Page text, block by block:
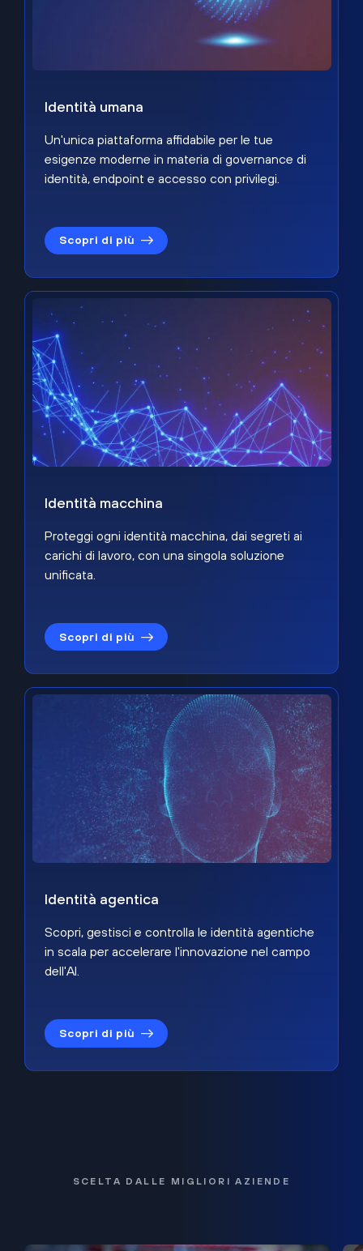
Identità umana
Un'unica piattaforma affidabile per le tue
esigenze moderne in materia di governance di
identità, endpoint e accesso con privilegi.
Scopri di più
Identità macchina
Proteggi ogni identità macchina, dai segreti ai
carichi di lavoro, con una singola soluzione
unificata.
Scopri di più
Identità agentica
Scopri, gestisci e controlla le identità agentiche
in scala per accelerare l'innovazione nel campo
dell'AI.
Scopri di più
SCELTA DALLE MIGLIORI AZIENDE